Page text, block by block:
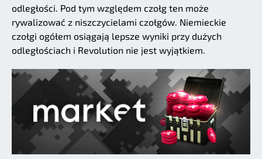
odległości. Pod tym względem czołg ten może
rywalizować z niszczycielami czołgów. Niemieckie
czołgi ogółem osiągają lepsze wyniki przy dużych
odległościach i Revolution nie jest wyjątkiem.